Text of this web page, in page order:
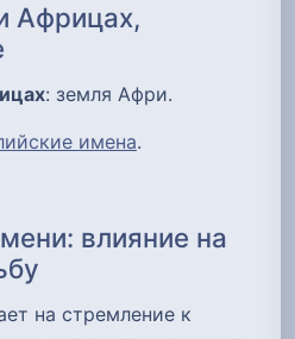
Африцах,
: земля Афри.
имена.
влияние на
на стремление к